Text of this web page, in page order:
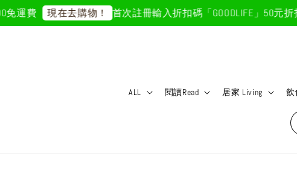
費 現在去購物！ 首次註冊輸入折扣碼「GOODLIFE」50元折抵
ALL 閱讀Read 居家 Living 飲